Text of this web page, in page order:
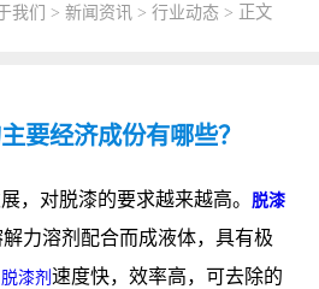
我们 > 新闻资讯 > 行业动态> 正文
要经济成份有哪些？
，对脱漆的要求越来越高。 脱漆
力溶剂配合而成液体，具有极
脱漆剂 速度快，效率高，可去除的